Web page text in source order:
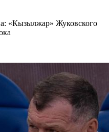
«Кызылжар» Жуковского